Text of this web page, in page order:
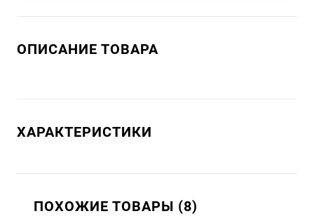
ОПИСАНИЕ ТОВАРА
ХАРАКТЕРИСТИКИ
ПОХОЖИЕ ТОВАРЫ (8)